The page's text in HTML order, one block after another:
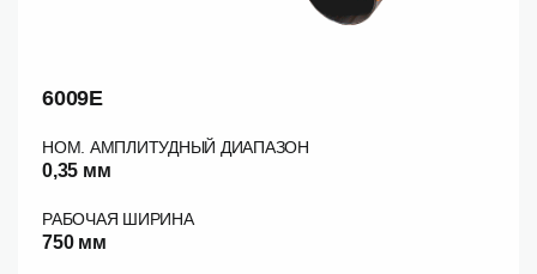
6009E
НОМ. АМПЛИТУДНЫЙ ДИАПАЗОН
0,35 мм
РАБОЧАЯ ШИРИНА
750 мм